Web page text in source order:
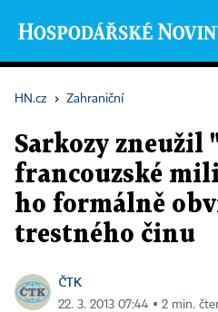
HN.cz › Zahraniční
Sarkozy zneužil
francouzské
ho formálně
trestného činu
ČTK
22. 3. 2013 07:44 ▪ 2 min.